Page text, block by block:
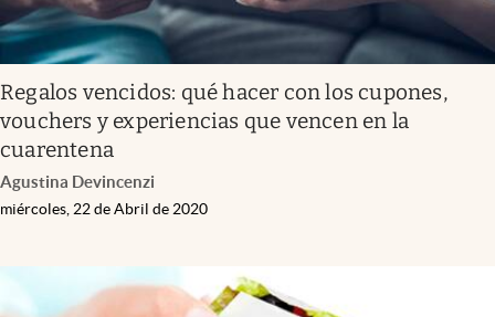
Regalos vencidos: qué hacer con los cupones,
vouchers y experiencias que vencen en la
cuarentena
Agustina Devincenzi
miércoles, 22 de Abril de 2020